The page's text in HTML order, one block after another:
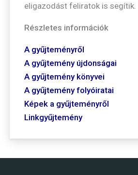
eligazodást feliratok is segítik.
Részletes információk
A gyűjteményről
A gyűjtemény újdonságai
A gyűjtemény könyvei
A gyűjtemény folyóiratai
Képek a gyűjteményről
Linkgyűjtemény